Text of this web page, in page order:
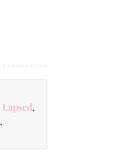
Lapsed,
,